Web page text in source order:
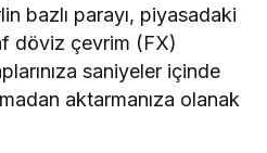
bazlı parayı, piyasadaki
döviz çevrim (FX)
saniyeler içinde
aktarmanıza olanak